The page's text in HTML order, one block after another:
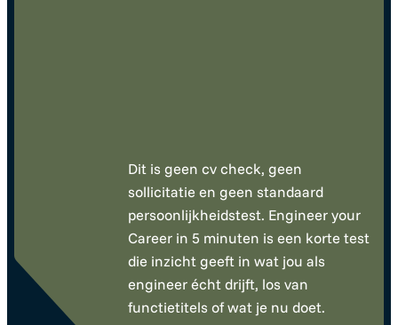
Dit is geen cv check, geen
sollicitatie en geen standaard
persoonlijkheidstest. Engineer your
Career in 5 minuten is een korte test
die inzicht geeft in wat jou als
engineer écht drijft, los van
functietitels of wat je nu doet.